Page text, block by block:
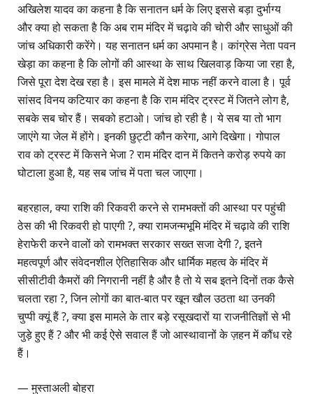
अखिलेश यादव का कहना है कि सनातन धर्म के लिए इससे बड़ा दुर्भाग्य
और क्या हो सकता है कि अब राम मंदिर में चढ़ावे की चोरी और साधुओं की
जांच अधिकारी करेंगे। यह सनातन धर्म का अपमान है। कांग्रेस नेता पवन
खेड़ा का कहना है कि लोगों की आस्था के साथ खिलवाड़ किया जा रहा है,
जिसे पूरा देश देख रहा है। इस मामले में देश माफ नहीं करने वाला है। पूर्व
सांसद विनय कटियार का कहना है कि राम मंदिर ट्रस्ट में जितने लोग है,
सबके सब चोर हैं। सबको हटाओ। जांच हो रही है। ये सब या तो भाग
जाएंगे या जेल में होंगे। इनकी छुट्टी कौन करेगा, आगे दिखेगा। गोपाल
राव को ट्रस्ट में किसने भेजा ? राम मंदिर दान में कितने करोड़ रुपये का
घोटाला हुआ है, यह सब जांच में पता चल जाएगा।
बहरहाल, क्या राशि की रिकवरी करने से रामभक्तों की आस्था पर पहुंची
ठेस की भी रिकवरी हो पाएगी ?, क्या रामजन्मभूमि मंदिर में चढ़ावे की राशि
हेराफेरी करने वालों को रामभक्त सरकार सख्त सजा देगी ?, इतने
महत्वपूर्ण और संवेदनशील ऐतिहासिक और धार्मिक महत्व के मंदिर में
सीसीटीवी कैमरों की निगरानी नहीं है और है तो ये सब इतने दिनों तक कैसे
चलता रहा ?, जिन लोगों का बात-बात पर खून खौल उठता था उनकी
चुप्पी क्यूं हैं ?, क्या इस मामले के तार बड़े रसूखदारों या राजनीतिज्ञों से भी
जुड़े हुए हैं ? और भी कई ऐसे सवाल हैं जो आस्थावानों के ज़हन में कौंध रहे
हैं।
— मुस्ताअली बोहरा